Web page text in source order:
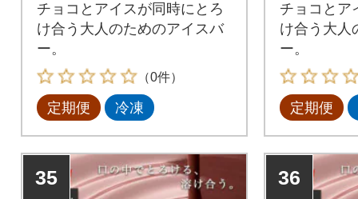
チョコとアイスが同時にとろ
け合う大人のためのアイスバ
ー。
（0件）
定期便 冷凍
チョコとア
け合う大人
ー。
定期便
35 36